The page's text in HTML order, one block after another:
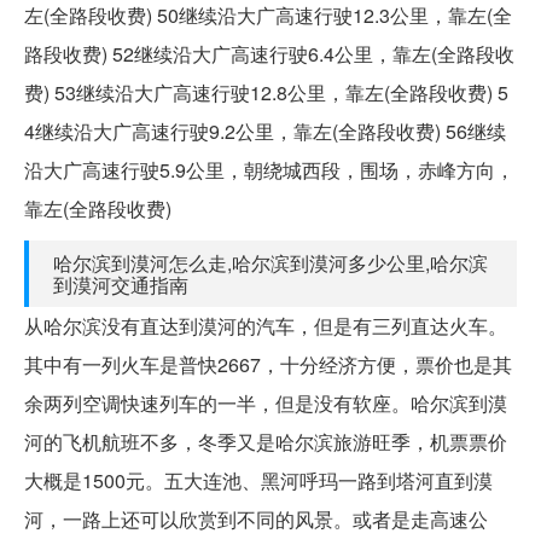
左(全路段收费) 50继续沿大广高速行驶12.3公里，靠左(全
路段收费) 52继续沿大广高速行驶6.4公里，靠左(全路段收
费) 53继续沿大广高速行驶12.8公里，靠左(全路段收费) 5
4继续沿大广高速行驶9.2公里，靠左(全路段收费) 56继续
沿大广高速行驶5.9公里，朝绕城西段，围场，赤峰方向，
靠左(全路段收费)
哈尔滨到漠河怎么走,哈尔滨到漠河多少公里,哈尔滨
到漠河交通指南
从哈尔滨没有直达到漠河的汽车，但是有三列直达火车。
其中有一列火车是普快2667，十分经济方便，票价也是其
余两列空调快速列车的一半，但是没有软座。哈尔滨到漠
河的飞机航班不多，冬季又是哈尔滨旅游旺季，机票票价
大概是1500元。五大连池、黑河呼玛一路到塔河直到漠
河，一路上还可以欣赏到不同的风景。或者是走高速公